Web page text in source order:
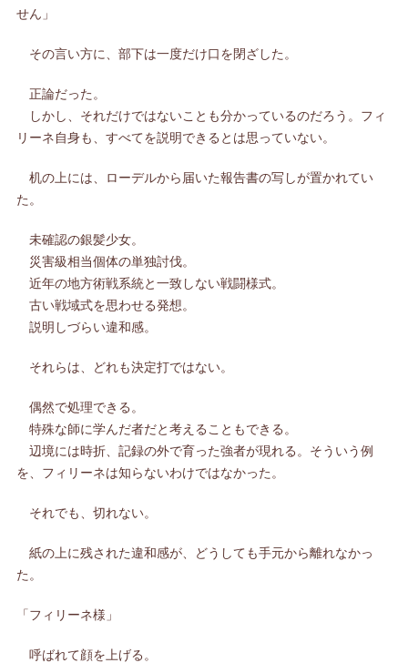
せん」
その言い方に、部下は一度だけ口を閉ざした。
正論だった。
しかし、それだけではないことも分かっているのだろう。フィ
リーネ自身も、すべてを説明できるとは思っていない。
机の上には、ローデルから届いた報告書の写しが置かれてい
た。
未確認の銀髪少女。
災害級相当個体の単独討伐。
近年の地方術戦系統と一致しない戦闘様式。
古い戦域式を思わせる発想。
説明しづらい違和感。
それらは、どれも決定打ではない。
偶然で処理できる。
特殊な師に学んだ者だと考えることもできる。
辺境には時折、記録の外で育った強者が現れる。そういう例
を、フィリーネは知らないわけではなかった。
それでも、切れない。
紙の上に残された違和感が、どうしても手元から離れなかっ
た。
「フィリーネ様」
呼ばれて顔を上げる。